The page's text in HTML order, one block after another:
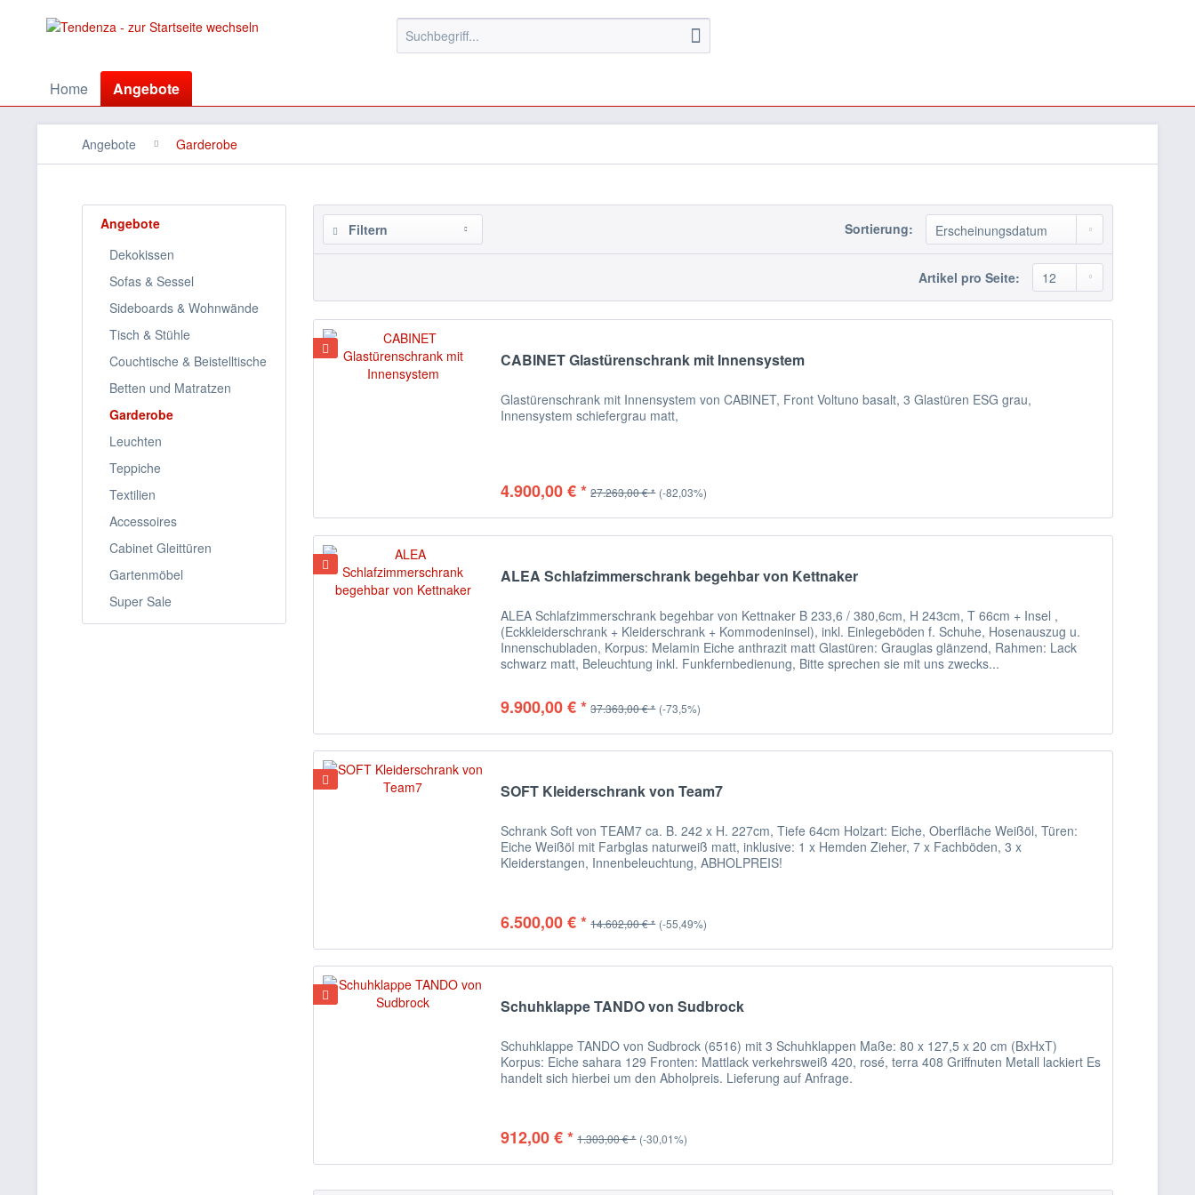
Home Angebote
Angebote Garderobe
Angebote
Dekokissen
Sofas & Sessel
Sideboards & Wohnwände
Tisch & Stühle
Couchtische & Beistelltische
Betten und Matratzen
Garderobe
Leuchten
Teppiche
Textilien
Accessoires
Cabinet Gleittüren
Gartenmöbel
Super Sale
Filtern Sortierung:
Artikel pro Seite:
CABINET Glastürenschrank mit Innensystem
Glastürenschrank mit Innensystem von CABINET, Front Voltuno basalt, 3 Glastüren ESG grau,
Innensystem schiefergrau matt,
4.900,00 € * 27.263,00 € * (-82,03%)
ALEA Schlafzimmerschrank begehbar von Kettnaker
ALEA Schlafzimmerschrank begehbar von Kettnaker B 233,6 / 380,6cm, H 243cm, T 66cm + Insel ,
(Eckkleiderschrank + Kleiderschrank + Kommodeninsel), inkl. Einlegeböden f. Schuhe, Hosenauszug u.
Innenschubladen, Korpus: Melamin Eiche anthrazit matt Glastüren: Grauglas glänzend, Rahmen: Lack
schwarz matt, Beleuchtung inkl. Funkfernbedienung, Bitte sprechen sie mit uns zwecks...
9.900,00 € * 37.363,00 € * (-73,5%)
SOFT Kleiderschrank von Team7
Schrank Soft von TEAM7 ca. B. 242 x H. 227cm, Tiefe 64cm Holzart: Eiche, Oberfläche Weißöl, Türen:
Eiche Weißöl mit Farbglas naturweiß matt, inklusive: 1 x Hemden Zieher, 7 x Fachböden, 3 x
Kleiderstangen, Innenbeleuchtung, ABHOLPREIS!
6.500,00 € * 14.602,00 € * (-55,49%)
Schuhklappe TANDO von Sudbrock
Schuhklappe TANDO von Sudbrock (6516) mit 3 Schuhklappen Maße: 80 x 127,5 x 20 cm (BxHxT)
Korpus: Eiche sahara 129 Fronten: Mattlack verkehrsweiß 420, rosé, terra 408 Griffnuten Metall lackiert Es
handelt sich hierbei um den Abholpreis. Lieferung auf Anfrage.
912,00 € * 1.303,00 € * (-30,01%)